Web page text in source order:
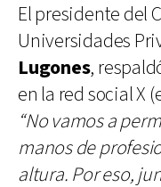
El presidente del
Universidades
Lugones,
en la red social X
“No vamos a
manos de
altura. Por eso,